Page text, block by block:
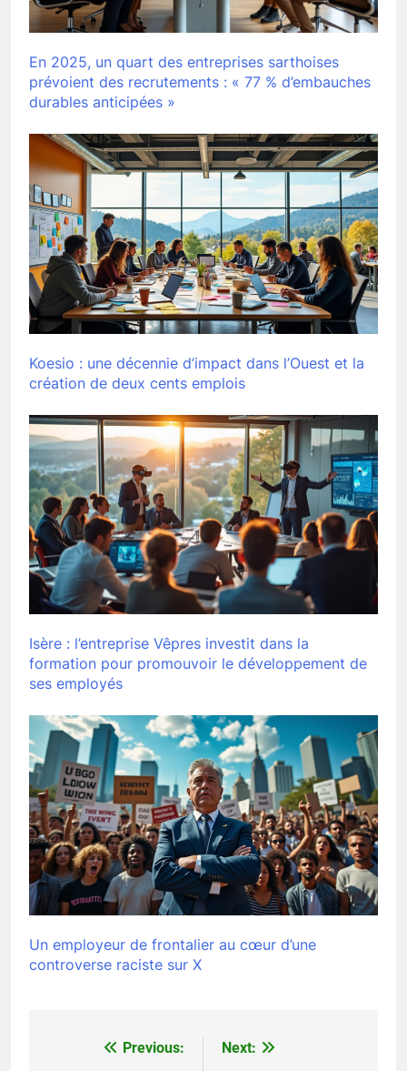
En 2025, un quart des entreprises sarthoises
prévoient des recrutements : « 77 % d’embauches
durables anticipées »
Koesio : une décennie d’impact dans l’Ouest et la
création de deux cents emplois
Isère : l’entreprise Vêpres investit dans la
formation pour promouvoir le développement de
ses employés
Un employeur de frontalier au cœur d’une
controverse raciste sur X
NavigationPrevious:
Next: